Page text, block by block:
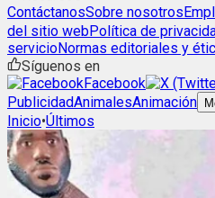
ContáctanosSobre nosotros
del sitio webPolítica de
servicioNormas editoriales y
Síguenos en
Facebook
PublicidadAnimalesAnimación
Inicio•Últimos